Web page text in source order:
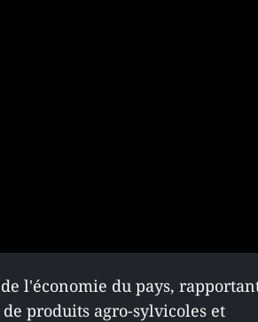
l'économie du pays,
produits agro-sylvicoles et